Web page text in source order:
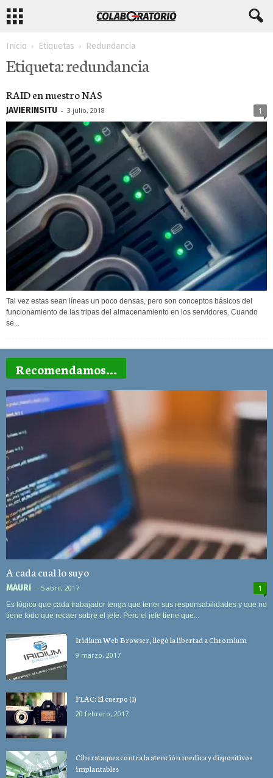
Inicio Etiquetas Redundancia
Etiqueta: redundancia
RAID en nuestro NAS
JAVIERINSITU - 3 julio, 2018 1
Tal vez estas sean líneas un poco densas, pero son conceptos básicos del
funcionamiento de las tripas del almacenamiento en los servidores. Cuando
se...
Recomendamos...
A cada cual lo suyo
MAURI - 5 abril, 2017 1
Es lógico que cada trabajador tenga que tener sus responsabilidades y que no
tiene todo que recaer sobre el jefe. Pero el jefe tiene que...
Iridium Web Browser, llegó la libertad a Chromium
9 marzo, 2017
FLAC: El cuerpo (I)
20 febrero, 2017
Ciberataques contra la atención médica y dispositivos
implantables